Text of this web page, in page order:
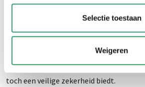
Selectie toestaan
Weigeren
verloopt. Zo kun je bij voorspelling van
makkelijker kiezen om de verhuizing te
wanneer je een afspraak hebt met een
voor een andere aanpak te kiezen. Sta
vaak juist extra stressvol is en dat een
toch een veilige zekerheid biedt.